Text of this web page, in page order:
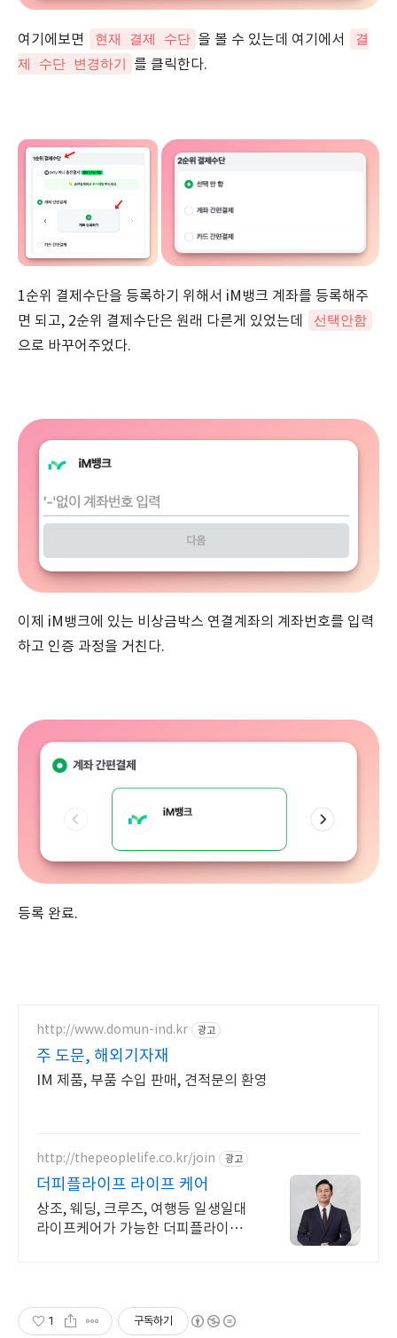
여기에보면 현재 결제 수단 을 볼 수 있는데 여기에서
결
제 수단 변경하기
를 클릭한다.
1순위 결제수단을 등록하기 위해서 iM뱅크 계좌를 등록해주
면 되고, 2순위 결제수단은 원래 다른게 있었는데
선택안함
으로 바꾸어주었다.
이제 iM뱅크에 있는 비상금박스 연결계좌의 계좌번호를 입력
하고 인증 과정을 거친다.
등록 완료.
http://www.domun-ind.kr 광고
주 도문, 해외기자재
IM 제품, 부품 수입 판매, 견적문의 환영
http://thepeoplelife.co.kr/join 광고
더피플라이프 라이프 케어
상조, 웨딩, 크루즈, 여행등 일생일대
라이프케어가 가능한 더피플라이프
1 구독하기